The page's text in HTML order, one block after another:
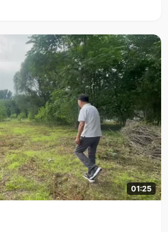
01:25